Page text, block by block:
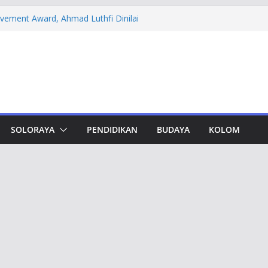
Award, Ahmad Luthfi Dinilai
Lewat Capacity Building
Ajak Aktivis Mahasiswa Tetap Kritis
Muktamar Tapak Suci, Ahmad Luthfi
Jadi Penguat Persatuan Bangsa
SOLORAYA PENDIDIKAN BUDAYA KOLOM